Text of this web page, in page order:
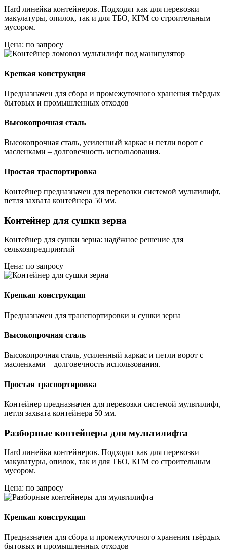
Hard линейка контейнеров. Подходят как для перевозки
макулатуры, опилок, так и для ТБО, КГМ со строительным
мусором.
Цена: по запросу
Крепкая конструкция
Предназначен для сбора и промежуточного хранения твёрдых
бытовых и промышленных отходов
Высокопрочная сталь
Высокопрочная сталь, усиленный каркас и петли ворот с
масленками – долговечность использования.
Простая траспортировка
Контейнер предназначен для перевозки системой мультилифт,
петля захвата контейнера 50 мм.
Контейнер для сушки зерна
Контейнер для сушки зерна: надёжное решение для
сельхозпредприятий
Цена: по запросу
Крепкая конструкция
Предназначен для транспортировки и сушки зерна
Высокопрочная сталь
Высокопрочная сталь, усиленный каркас и петли ворот с
масленками – долговечность использования.
Простая траспортировка
Контейнер предназначен для перевозки системой мультилифт,
петля захвата контейнера 50 мм.
Разборные контейнеры для мультилифта
Hard линейка контейнеров. Подходят как для перевозки
макулатуры, опилок, так и для ТБО, КГМ со строительным
мусором.
Цена: по запросу
Крепкая конструкция
Предназначен для сбора и промежуточного хранения твёрдых
бытовых и промышленных отходов